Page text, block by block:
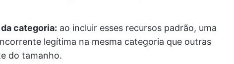
categoria: ao incluir esses recursos padrão, uma
legítima na mesma categoria que outras
do tamanho.